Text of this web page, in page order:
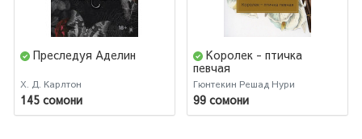
Преследуя Аделин
Х. Д. Карлтон
145 сомони
Королек - птичка
певчая
Гюнтекин Решад Нури
99 сомони